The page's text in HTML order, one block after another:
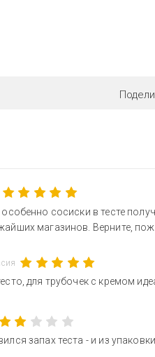
особенно сосиски в тесте
магазинов. Верните,
для трубочек с кремом
запах теста - и из